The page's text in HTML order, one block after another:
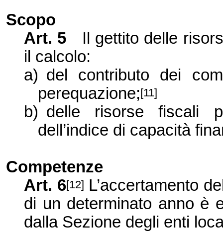
Scopo
Art. 5
Il gettito delle
il calcolo:
a) del contributo dei
perequazione;[11]
b) delle risorse fiscali
dell’indice di capacità
Competenze
Art. 6[12] L’accertamento
di un determinato anno è
dalla Sezione degli enti